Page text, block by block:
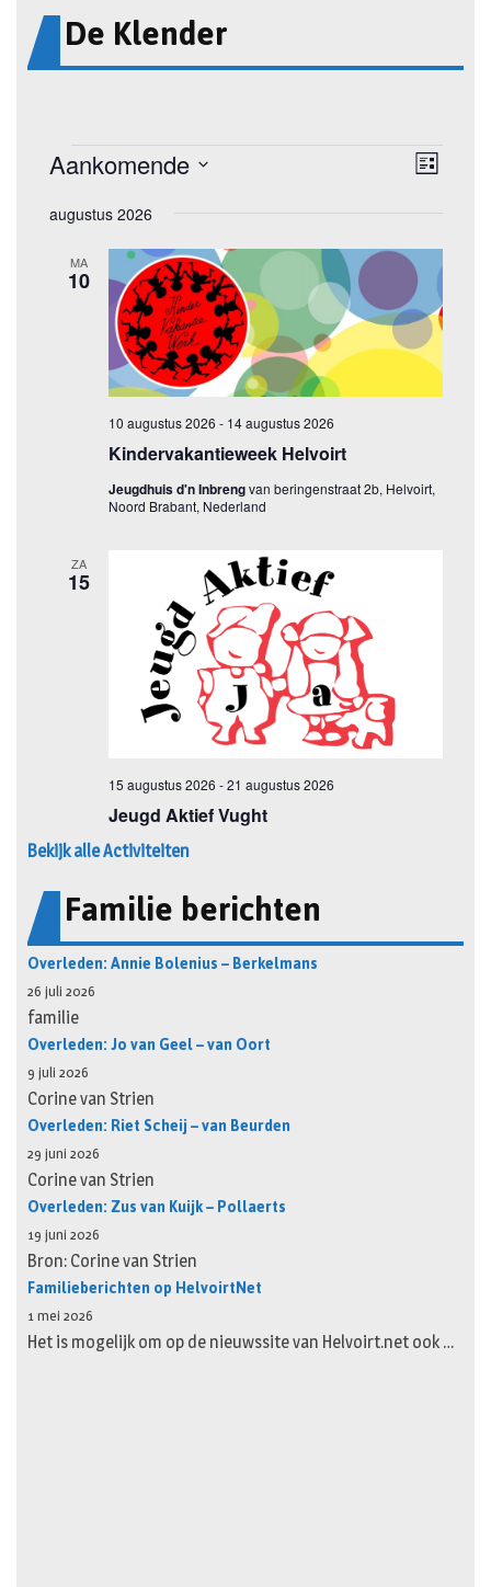
De Klender
Bekijk alle Activiteiten
Familie berichten
Overleden: Annie Bolenius – Berkelmans
26 juli 2026
familie
Overleden: Jo van Geel – van Oort
9 juli 2026
Corine van Strien
Overleden: Riet Scheij – van Beurden
29 juni 2026
Corine van Strien
Overleden: Zus van Kuijk – Pollaerts
19 juni 2026
Bron: Corine van Strien
Familieberichten op HelvoirtNet
1 mei 2026
Het is mogelijk om op de nieuwssite van Helvoirt.net ook …